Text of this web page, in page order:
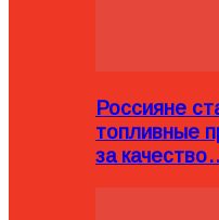
Россияне
топливные
за